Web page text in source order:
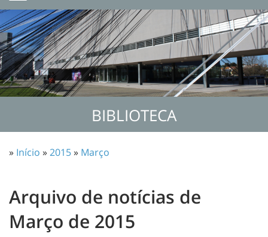
BIBLIOTECA
» Início »2015» Março
Arquivo de notícias de
Março de 2015